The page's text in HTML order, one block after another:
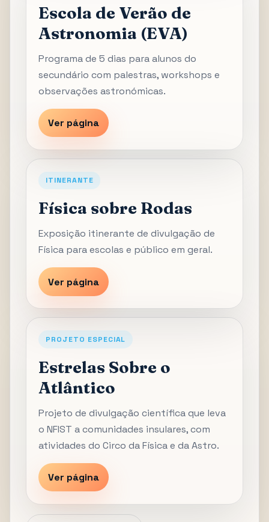
Escola de Verão de
Astronomia (EVA)
Programa de 5 dias para alunos do
secundário com palestras, workshops e
observações astronómicas.
Ver página
ITINERANTE
Física sobre Rodas
Exposição itinerante de divulgação de
Física para escolas e público em geral.
Ver página
PROJETO ESPECIAL
Estrelas Sobre o
Atlântico
Projeto de divulgação científica que leva
o NFIST a comunidades insulares, com
atividades do Circo da Física e da Astro.
Ver página